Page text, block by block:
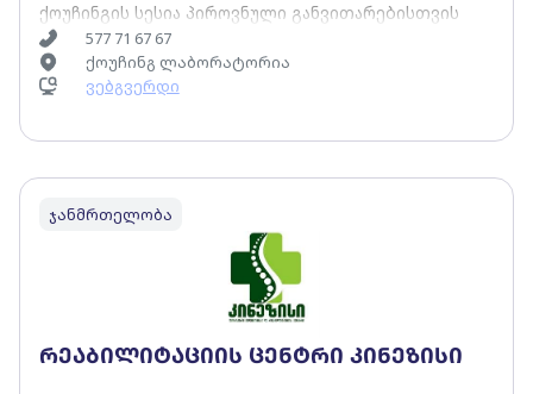
ქოუჩინგის სესია პიროვნული განვითარებისთვის
577 71 67 67
ქოუჩინგ ლაბორატორია
ვებგვერდი
ჯანმრთელობა
რეაბილიტაციის ცენტრი კინეზისი